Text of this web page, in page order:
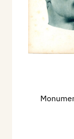
1942 - Prima
a cura Stato
mostra,
primavera,